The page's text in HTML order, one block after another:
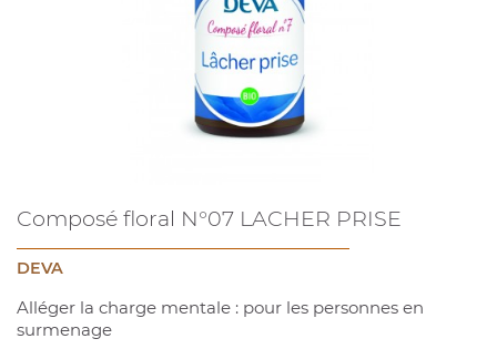
Composé floral N°07 LACHER PRISE
DEVA
Alléger la charge mentale : pour les personnes en
surmenage